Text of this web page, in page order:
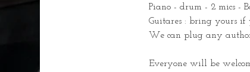
Piano - drum - 2 mics -
Guitares : bring yours if
We can plug any
Everyone will be